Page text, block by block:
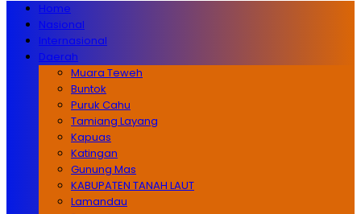
Home
Nasional
Internasional
Daerah
Muara Teweh
Buntok
Puruk Cahu
Tamiang Layang
Kapuas
Katingan
Gunung Mas
KABUPATEN TANAH LAUT
Lamandau